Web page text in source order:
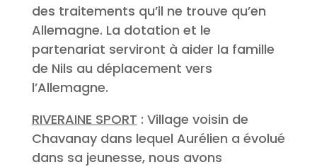
des traitements qu’il ne trouve qu’en
Allemagne. La dotation et le
partenariat serviront à aider la famille
de Nils au déplacement vers
l’Allemagne.
RIVERAINE SPORT : Village voisin de
Chavanay dans lequel Aurélien a évolué
dans sa jeunesse, nous avons